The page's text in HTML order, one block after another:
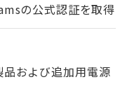
の公式認証を取得
および追加用電源